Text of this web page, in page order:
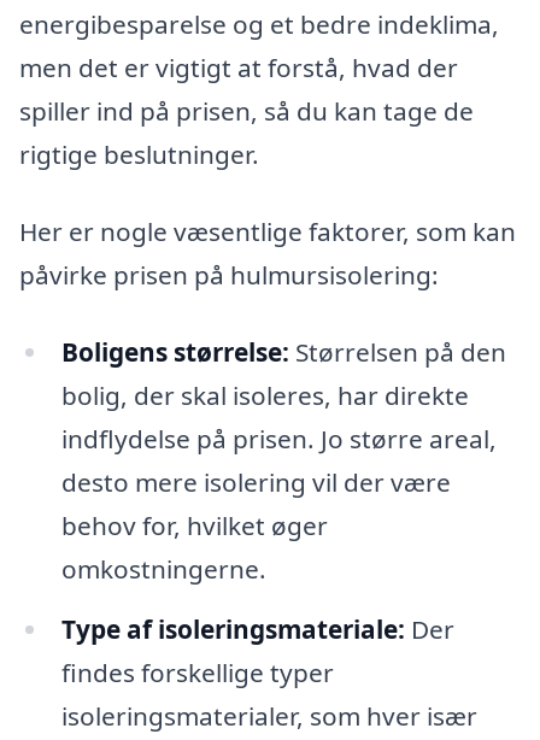
energibesparelse og et bedre indeklima,
men det er vigtigt at forstå, hvad der
spiller ind på prisen, så du kan tage de
rigtige beslutninger.
Her er nogle væsentlige faktorer, som kan
påvirke prisen på hulmursisolering:
Boligens størrelse: Størrelsen på den
bolig, der skal isoleres, har direkte
indflydelse på prisen. Jo større areal,
desto mere isolering vil der være
behov for, hvilket øger
omkostningerne.
Type af isoleringsmateriale: Der
findes forskellige typer
isoleringsmaterialer, som hver især